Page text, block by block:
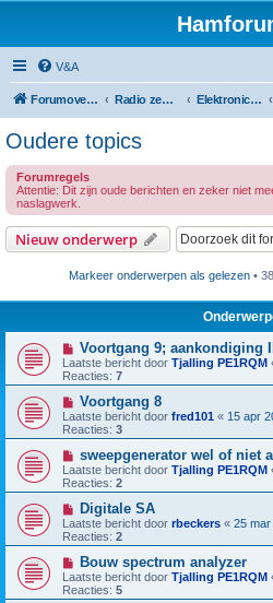
V&A
Forumoverzicht Radio zendamateur, luisteramateur en elektronica zelfbouw Elektronica en zelfbouw
Oudere topics
Forumregels
Attentie: Dit zijn oude berichten en zeker niet
naslagwerk.
Nieuw onderwerp
Markeer onderwerpen als gelezen •
Voortgang 9; aankondiging
Laatste bericht door Tjalling PE1RQM
Reacties: 7
Voortgang 8
Laatste bericht door fred101 « 15 apr
Reacties: 3
sweepgenerator wel of niet
Laatste bericht door Tjalling PE1RQM
Reacties: 2
Digitale SA
Laatste bericht door rbeckers « 25 mar
Reacties: 2
Bouw spectrum analyzer
Laatste bericht door Tjalling PE1RQM
Reacties: 5